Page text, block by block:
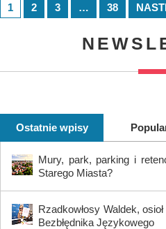
1 2 3 … 38
Ostatnie wpisy
Mury, park, parking i
Starego Miasta?
Rzadkowłosy Waldek,
Bezbłędnika Językowego